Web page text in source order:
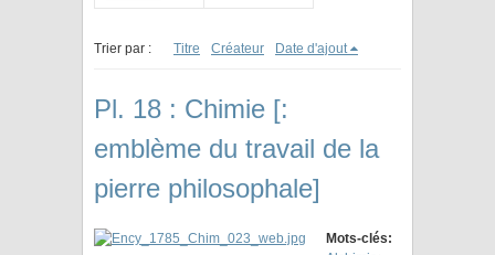
Trier par : Titre Créateur Date d'ajout
Pl. 18 : Chimie [:
emblème du travail de la
pierre philosophale]
Mots-clés: